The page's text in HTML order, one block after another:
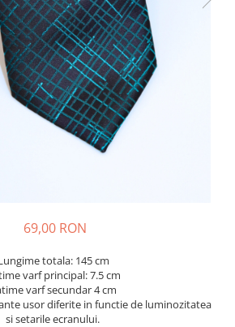
69,00 RON
totala: 145 cm
varf principal: 7.5 cm
varf secundar 4 cm
usor diferite in functie de luminozitatea
si setarile ecranului.